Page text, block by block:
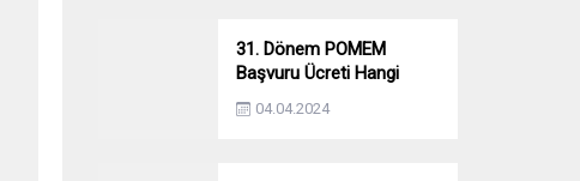
31. Dönem POMEM
Başvuru Ücreti Hangi
Bankaya Yatırılacak?
04.04.2024